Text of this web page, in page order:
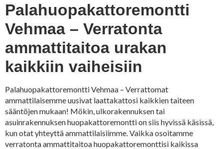
Palahuopakattoremontti
Vehmaa – Verratonta
ammattitaitoa urakan
kaikkiin vaiheisiin
Palahuopakattoremontti Vehmaa – Verrattomat
ammattilaisemme uusivat laattakattosi kaikkien taiteen
sääntöjen mukaan! Mökin, ulkorakennuksen tai
asuinrakennuksen huopakattoremontti on siis hyvissä käsissä,
kun otat yhteyttä ammattilaisiimme. Vaikka osoitamme
verratonta ammattitaitoa huopakattoremonttisi kaikissa